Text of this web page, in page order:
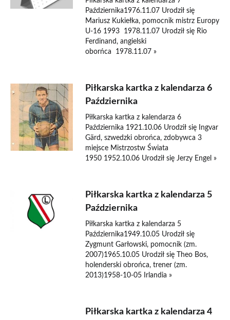
Października1976.11.07 Urodził się
Mariusz Kukiełka, pomocnik mistrz Europy
U-16 1993 1978.11.07 Urodził się Rio
Ferdinand, angielski
oborńca 1978.11.07 »
Piłkarska kartka z kalendarza 6
Października
Piłkarska kartka z kalendarza 6
Października 1921.10.06 Urodził się Ingvar
Gärd, szwedzki obrońca, zdobywca 3
miejsce Mistrzostw Świata
1950 1952.10.06 Urodził się Jerzy Engel »
Piłkarska kartka z kalendarza 5
Października
Piłkarska kartka z kalendarza 5
Października1949.10.05 Urodził się
Zygmunt Garłowski, pomocnik (zm.
2007)1965.10.05 Urodził się Theo Bos,
holenderski obrońca, trener (zm.
2013)1958-10-05 Irlandia »
Piłkarska kartka z kalendarza 4